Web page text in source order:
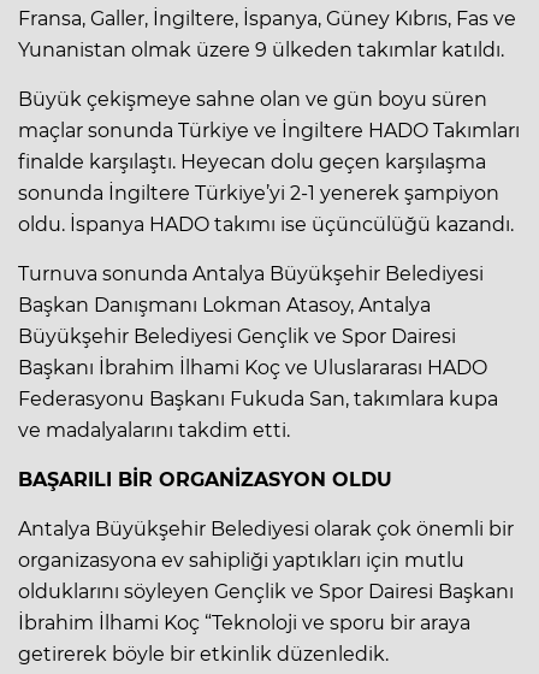
Fransa, Galler, İngiltere, İspanya, Güney Kıbrıs, Fas ve
Yunanistan olmak üzere 9 ülkeden takımlar katıldı.
Büyük çekişmeye sahne olan ve gün boyu süren
maçlar sonunda Türkiye ve İngiltere HADO Takımları
finalde karşılaştı. Heyecan dolu geçen karşılaşma
sonunda İngiltere Türkiye’yi 2-1 yenerek şampiyon
oldu. İspanya HADO takımı ise üçüncülüğü kazandı.
Turnuva sonunda Antalya Büyükşehir Belediyesi
Başkan Danışmanı Lokman Atasoy, Antalya
Büyükşehir Belediyesi Gençlik ve Spor Dairesi
Başkanı İbrahim İlhami Koç ve Uluslararası HADO
Federasyonu Başkanı Fukuda San, takımlara kupa
ve madalyalarını takdim etti.
BAŞARILI BİR ORGANİZASYON OLDU
Antalya Büyükşehir Belediyesi olarak çok önemli bir
organizasyona ev sahipliği yaptıkları için mutlu
olduklarını söyleyen Gençlik ve Spor Dairesi Başkanı
İbrahim İlhami Koç “Teknoloji ve sporu bir araya
getirerek böyle bir etkinlik düzenledik.